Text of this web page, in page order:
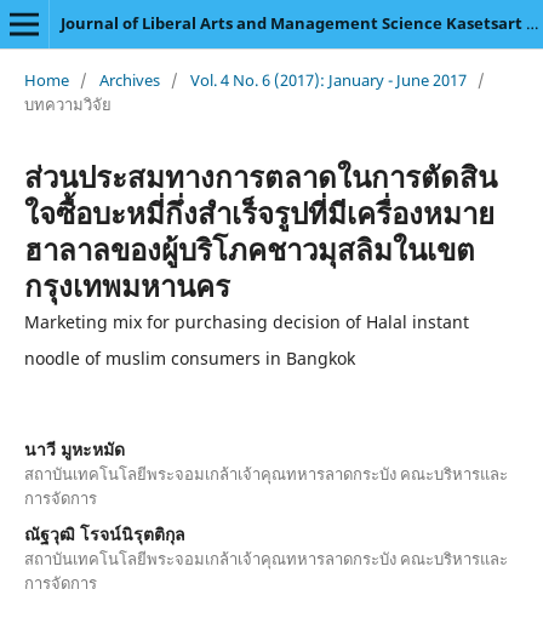
Journal of Liberal Arts and Management Science Kasetsart University
Home / Archives / Vol. 4 No. 6 (2017): January - June 2017 /
บทความวิจัย
ส่วนประสมทางการตลาดในการตัดสิน
ใจซื้อบะหมี่กึ่งสำเร็จรูปที่มีเครื่องหมาย
ฮาลาลของผู้บริโภคชาวมุสลิมในเขต
กรุงเทพมหานคร
Marketing mix for purchasing decision of Halal instant
noodle of muslim consumers in Bangkok
นาวี มูหะหมัด
สถาบันเทคโนโลยีพระจอมเกล้าเจ้าคุณทหารลาดกระบัง คณะบริหารและ
การจัดการ
ณัฐวุฒิ โรจน์นิรุตติกุล
สถาบันเทคโนโลยีพระจอมเกล้าเจ้าคุณทหารลาดกระบัง คณะบริหารและ
การจัดการ